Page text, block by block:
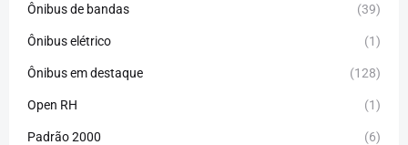
Ônibus de bandas (39)
Ônibus elétrico (1)
Ônibus em destaque (128)
Open RH (1)
Padrão 2000 (6)